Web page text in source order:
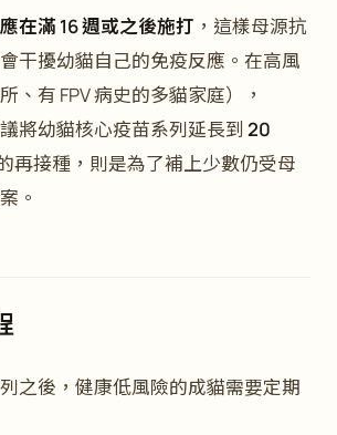
應在滿 16 週或之後施打 ，這樣母源抗
干擾幼貓自己的免疫反應。在高風
、有 FPV 病史的多貓家庭），
將幼貓核心疫苗系列延長到 20
再接種，則是為了補上少數仍受母
。
之後，健康低風險的成貓需要定期